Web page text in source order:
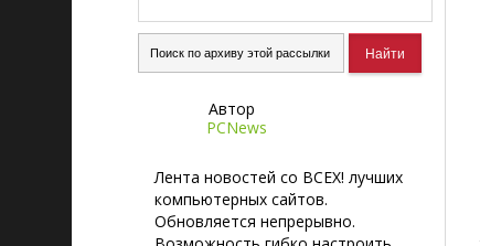
Автор
PCNews
Лента новостей со ВСЕХ! лучших
компьютерных сайтов.
Обновляется непрерывно.